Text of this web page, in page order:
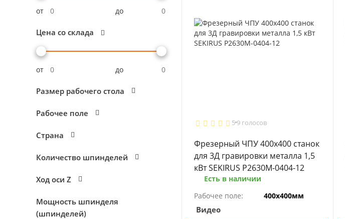
от до
Цена со склада
от до
Размер рабочего стола
Рабочее поле
Страна
Количество шпинделей
Ход оси Z
Мощность шпинделя
(шпинделей)
5 9 голосов
Фрезерный ЧПУ 400х400 станок
для 3Д гравировки металла 1,5
кВт SEKIRUS P2630M-0404-12
Есть в наличии
Рабочее поле:
400х400мм
Видео